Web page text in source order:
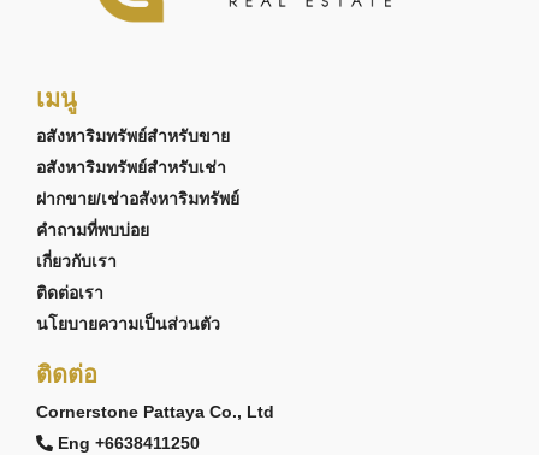
เมนู
อสังหาริมทรัพย์สำหรับขาย
อสังหาริมทรัพย์สำหรับเช่า
ฝากขาย/เช่าอสังหาริมทรัพย์
คำถามที่พบบ่อย
เกี่ยวกับเรา
ติดต่อเรา
นโยบายความเป็นส่วนตัว
ติดต่อ
Cornerstone Pattaya Co., Ltd
Eng +6638411250